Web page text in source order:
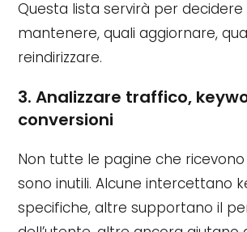
Questa lista servirà per decidere
mantenere, quali aggiornare,
reindirizzare.
3. Analizzare traffico,
conversioni
Non tutte le pagine che
sono inutili. Alcune intercettano
specifiche, altre supportano il